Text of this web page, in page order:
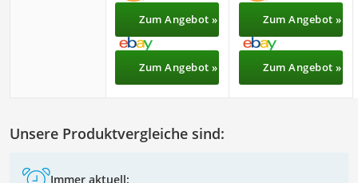
Zum Angebot »
Zum Angebot »
Zum Angebot »
Zum Angebot »
Unsere Produktvergleiche sind:
Immer aktuell: